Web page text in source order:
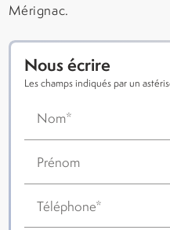
Mérignac.
Nous écrire
Les champs indiqués par un
Nom*
Prénom
Téléphone*